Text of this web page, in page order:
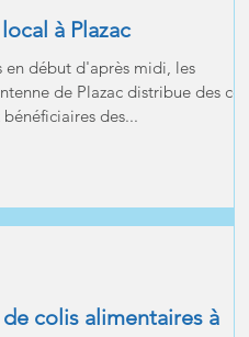
à Plazac
en début d'après midi, les
de Plazac distribue des colis
des...
colis alimentaires à